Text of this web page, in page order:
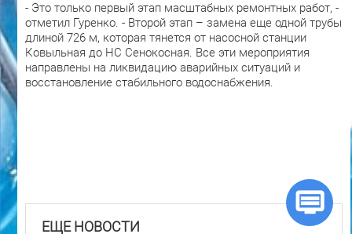
- Это только первый этап масштабных ремонтных работ, -
отметил Гуренко. - Второй этап – замена еще одной трубы
длиной 726 м, которая тянется от насосной станции
Ковыльная до НС Сенокосная. Все эти мероприятия
направлены на ликвидацию аварийных ситуаций и
восстановление стабильного водоснабжения.
ЕЩЕ НОВОСТИ